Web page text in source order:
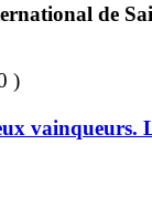
de
)
vainqueurs.